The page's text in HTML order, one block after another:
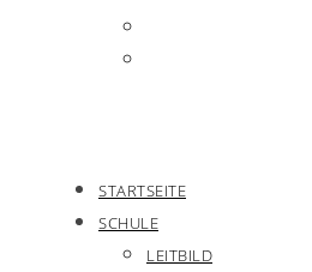
STARTSEITE
SCHULE
LEITBILD